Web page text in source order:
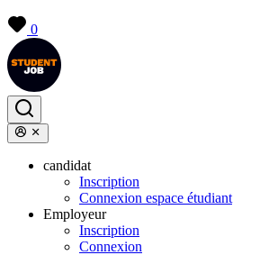
0
candidat
Inscription
Connexion espace étudiant
Employeur
Inscription
Connexion